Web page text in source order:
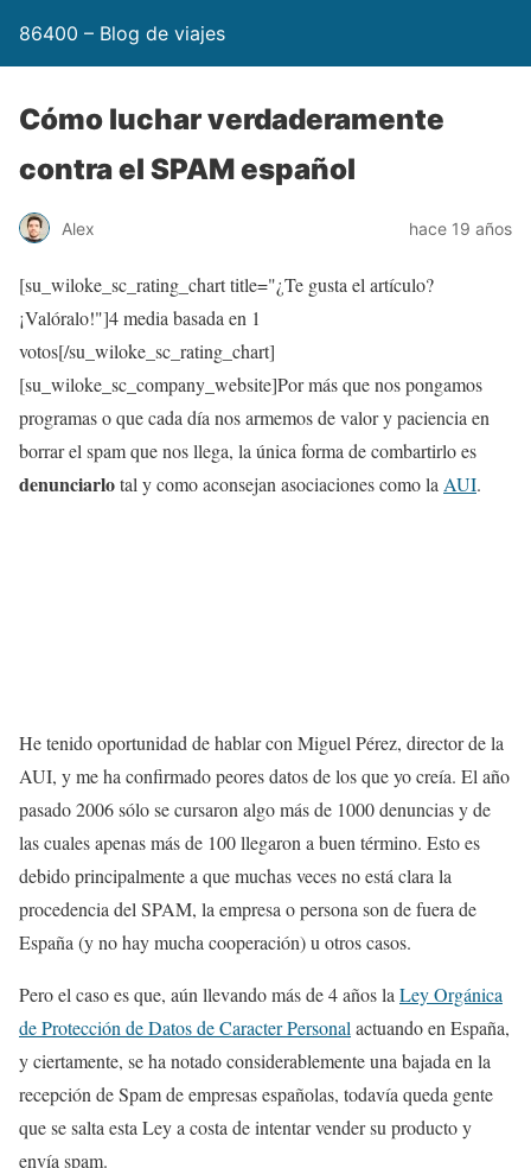
86400 – Blog de viajes
Cómo luchar verdaderamente
contra el SPAM español
Alex hace 19 años
[su_wiloke_sc_rating_chart title="¿Te gusta el artículo?
¡Valóralo!"]4media basada en 1
votos[/su_wiloke_sc_rating_chart]
[su_wiloke_sc_company_website]Por más que nos pongamos
programas o que cada día nos armemos de valor y paciencia en
borrar el spam que nos llega, la única forma de combartirlo es
denunciarlotal y como aconsejan asociaciones como la AUI.
He tenido oportunidad de hablar con Miguel Pérez, director de la
AUI, y me ha confirmado peores datos de los que yo creía. El año
pasado 2006 sólo se cursaron algo más de 1000 denuncias y de
las cuales apenas más de 100 llegaron a buen término. Esto es
debido principalmente a que muchas veces no está clara la
procedencia del SPAM, la empresa o persona son de fuera de
España (y no hay mucha cooperación) u otros casos.
Pero el caso es que, aún llevando más de 4 años laLey Orgánica
de Protección de Datos de Caracter Personalactuando en España,
y ciertamente, se ha notado considerablemente una bajada en la
recepción de Spam de empresas españolas, todavía queda gente
que se salta esta Ley a costa de intentar vender su producto y
envía spam.